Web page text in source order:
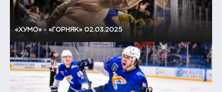
«ХУМО» - «ГОРНЯК» 02.03.2025